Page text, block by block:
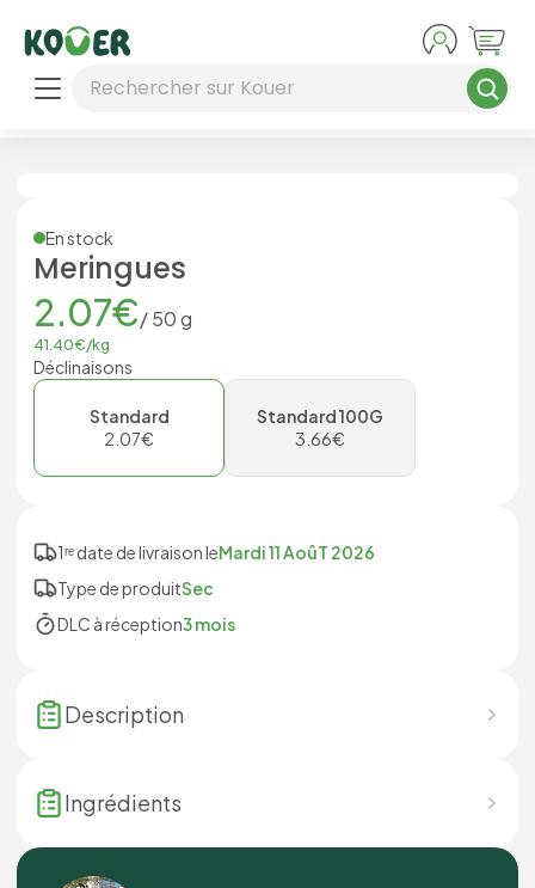
Rechercher sur Kouer
En stock
Meringues
2.07€/50g
41.40€/kg
Déclinaisons
Standard
2.07€
Standard 100G
3.66€
1ʳᵉ date de livraison leMardi 11 AoûT 2026
Type de produitSec
DLC à réception3 mois
Description
Ingrédients